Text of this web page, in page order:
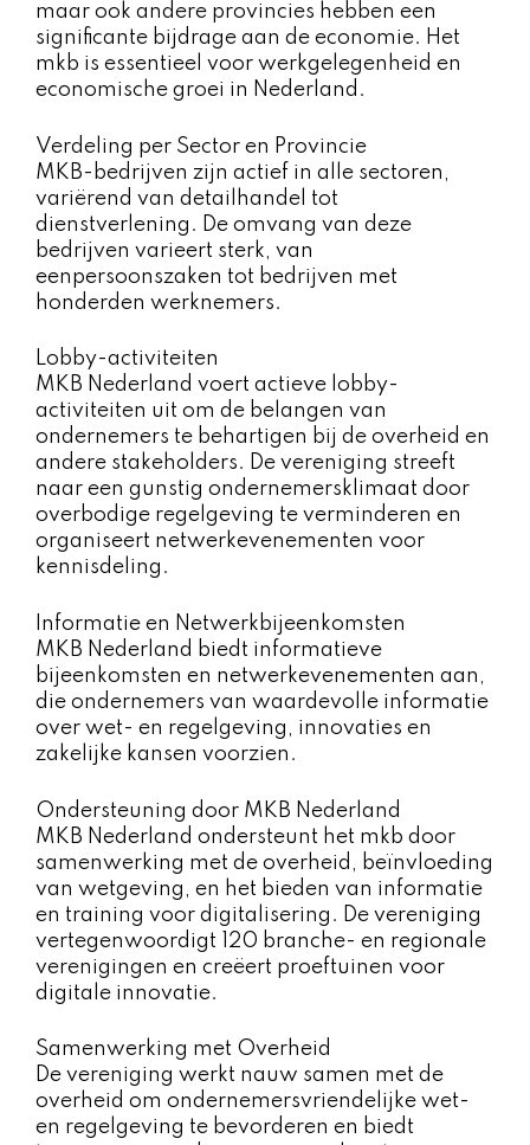
maar ook andere provincies hebben een
significante bijdrage aan de economie. Het
mkb is essentieel voor werkgelegenheid en
economische groei in Nederland.
Verdeling per Sector en Provincie
MKB-bedrijven zijn actief in alle sectoren,
variërend van detailhandel tot
dienstverlening. De omvang van deze
bedrijven varieert sterk, van
eenpersoonszaken tot bedrijven met
honderden werknemers.
Lobby-activiteiten
MKB Nederland voert actieve lobby-
activiteiten uit om de belangen van
ondernemers te behartigen bij de overheid en
andere stakeholders. De vereniging streeft
naar een gunstig ondernemersklimaat door
overbodige regelgeving te verminderen en
organiseert netwerkevenementen voor
kennisdeling.
Informatie en Netwerkbijeenkomsten
MKB Nederland biedt informatieve
bijeenkomsten en netwerkevenementen aan,
die ondernemers van waardevolle informatie
over wet- en regelgeving, innovaties en
zakelijke kansen voorzien.
Ondersteuning door MKB Nederland
MKB Nederland ondersteunt het mkb door
samenwerking met de overheid, beïnvloeding
van wetgeving, en het bieden van informatie
en training voor digitalisering. De vereniging
vertegenwoordigt 120 branche- en regionale
verenigingen en creëert proeftuinen voor
digitale innovatie.
Samenwerking met Overheid
De vereniging werkt nauw samen met de
overheid om ondernemersvriendelijke wet-
en regelgeving te bevorderen en biedt